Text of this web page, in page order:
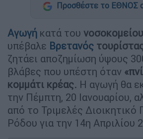
Προσθέστε το ΕΘΝΟΣ
Αγωγή κατά του νοσοκομείου
υπέβαλε Βρετανός
ζητάει αποζημίωση ύψους
βλάβες που υπέστη όταν
κομμάτι κρέας. Η αγωγή θα
την Πέμπτη, 20 Ιανουαρίου,
από το Τριμελές Διοικητικό
Ρόδου για την 14η Απριλίου